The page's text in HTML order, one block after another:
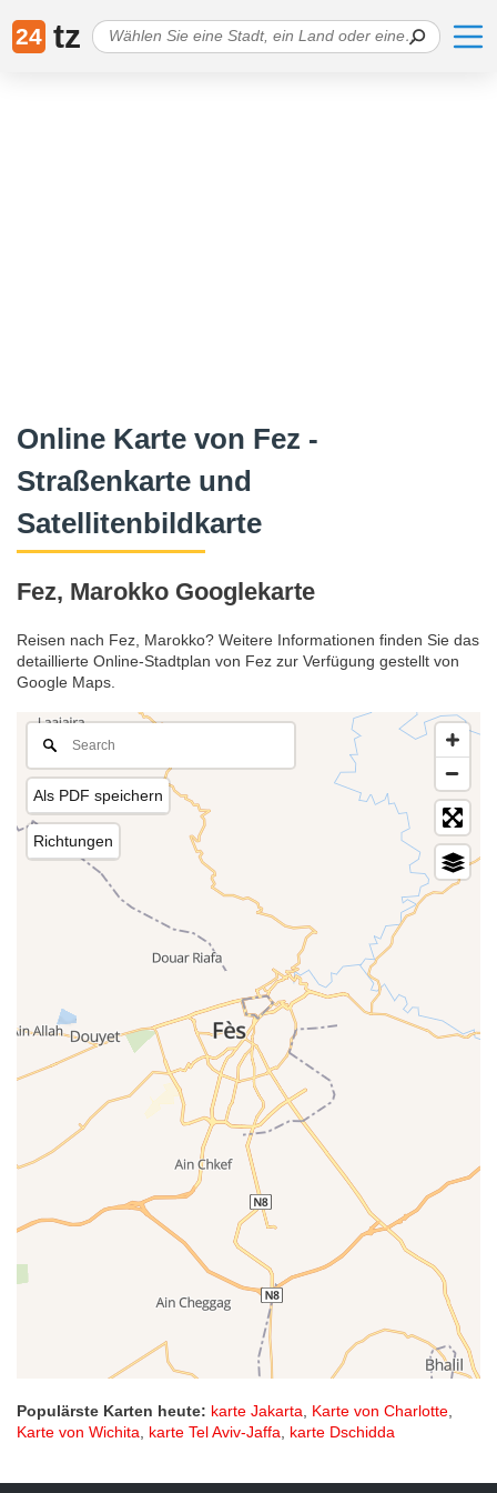
24 tz
Online Karte von Fez -
Straßenkarte und
Satellitenbildkarte
Fez, Marokko Googlekarte
Reisen nach Fez, Marokko? Weitere Informationen finden Sie das
detaillierte Online-Stadtplan von Fez zur Verfügung gestellt von
Google Maps.
Als PDF speichern
Richtungen
Populärste Karten heute: karte Jakarta, Karte von Charlotte,
Karte von Wichita, karte Tel Aviv-Jaffa, karte Dschidda